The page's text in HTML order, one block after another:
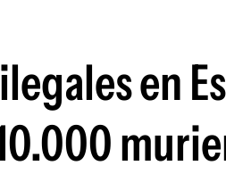
en